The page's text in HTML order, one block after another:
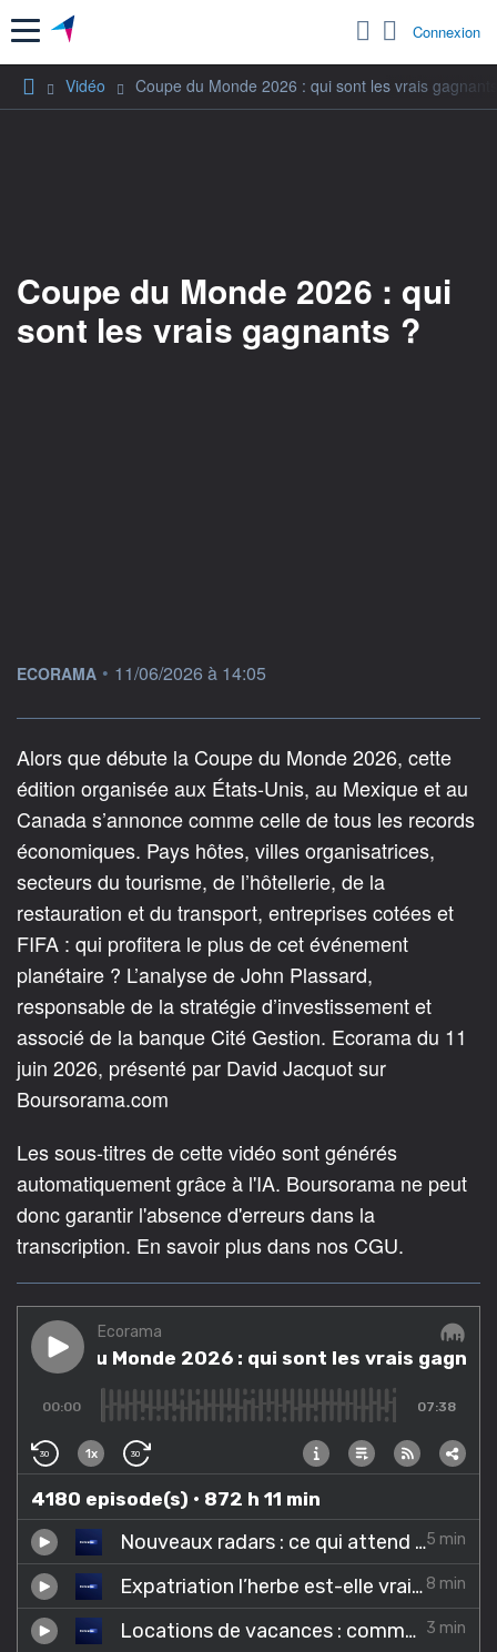
Menu Connexion
Vidéo Coupe du Monde 2026 : qui sont les vrais
Coupe du Monde 2026 : qui
sont les vrais gagnants ?
information fournie par
ECORAMA • 11/06/2026 à 14:05
Alors que débute la Coupe du Monde 2026, cette
édition organisée aux États-Unis, au Mexique et au
Canada s’annonce comme celle de tous les records
économiques. Pays hôtes, villes organisatrices,
secteurs du tourisme, de l’hôtellerie, de la
restauration et du transport, entreprises cotées et
FIFA : qui profitera le plus de cet événement
planétaire ? L’analyse de John Plassard,
responsable de la stratégie d’investissement et
associé de la banque Cité Gestion. Ecorama du 11
juin 2026, présenté par David Jacquot sur
Boursorama.com
Les sous-titres de cette vidéo sont générés
automatiquement grâce à l'IA. Boursorama ne peut
donc garantir l'absence d'erreurs dans la
transcription. En savoir plus dans nos CGU.